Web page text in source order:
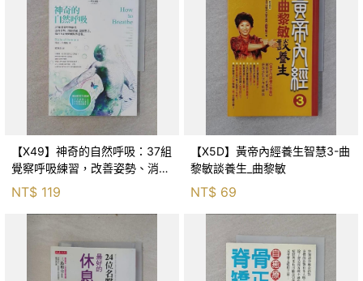
【X49】神奇的自然呼吸：37組
覺察呼吸練習，改善姿勢、消除
痠痛…_理查．布蘭能
NT$ 119
【X5D】黃帝內經養生智慧3-曲
黎敏談養生_曲黎敏
NT$ 69